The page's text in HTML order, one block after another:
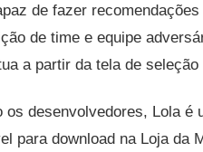
de fazer recomendações
de time e equipe
a partir da tela de seleção
os desenvolvedores, Lola
para download na Loja da